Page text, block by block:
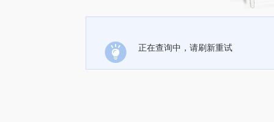
正在查询中，请刷新重试